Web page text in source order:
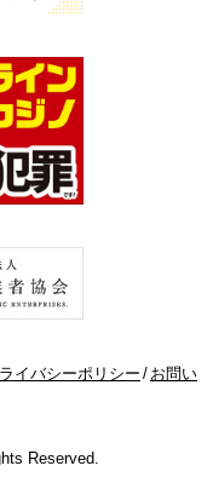
イバシーポリシー
お問い
Reserved.